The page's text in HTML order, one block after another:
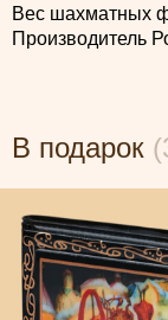
Вес шахматных
Производитель
В подарок